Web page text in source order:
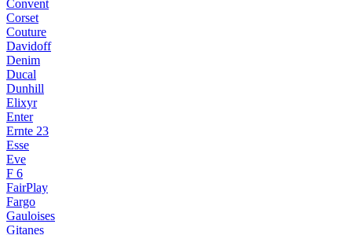
Convent
Corset
Couture
Davidoff
Denim
Ducal
Dunhill
Elixyr
Enter
Ernte 23
Esse
Eve
F 6
FairPlay
Fargo
Gauloises
Gitanes